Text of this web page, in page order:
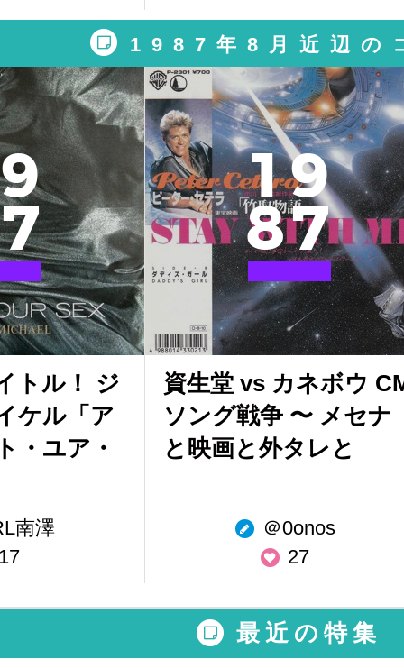
1987年8月近辺の
9
7
トル！ ジ
ケル「ア
・ユア・
南澤
19
87
資生堂 vs カネボウ
ソング戦争 〜 メセナ
と映画と外タレと
＠0onos
27
最近の特集